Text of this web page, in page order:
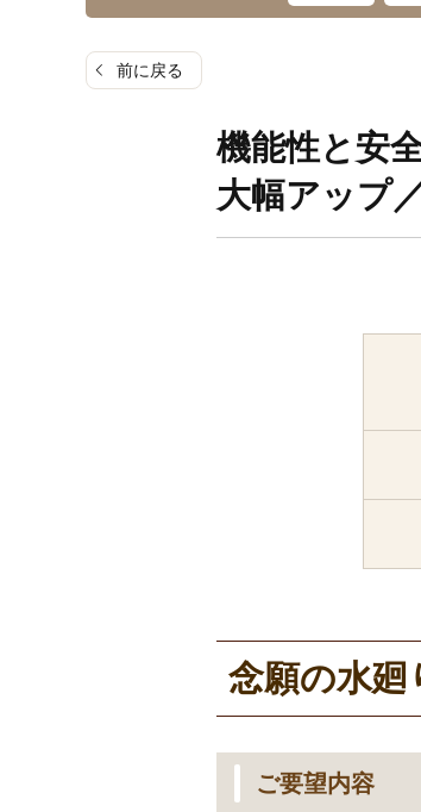
前に戻る
機能性と安
大幅アップ
念願の水
ご要望内容